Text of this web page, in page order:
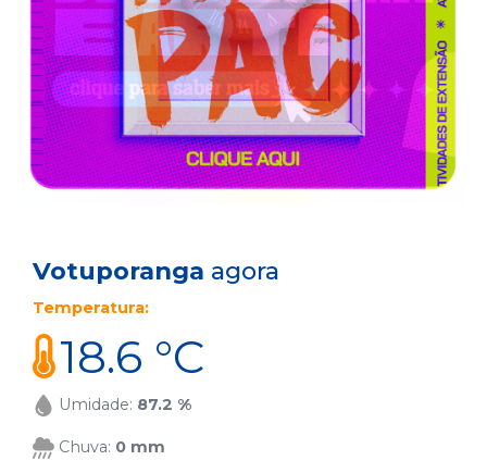
Votuporanga agora
Temperatura:
18.6 °C
Umidade: 87.2 %
Chuva: 0 mm